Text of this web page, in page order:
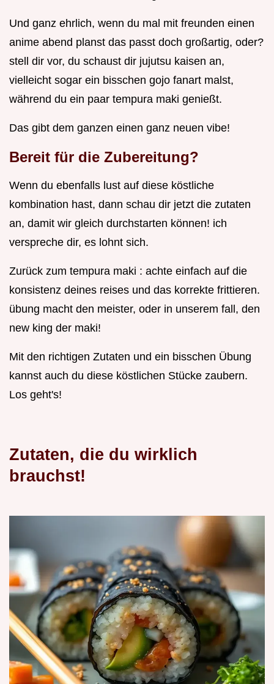
Und ganz ehrlich, wenn du mal mit freunden einen
anime abend planst das passt doch großartig, oder?
stell dir vor, du schaust dir jujutsu kaisen an,
vielleicht sogar ein bisschen gojo fanart malst,
während du ein paar tempura maki genießt.
Das gibt dem ganzen einen ganz neuen vibe!
Bereit für die Zubereitung?
Wenn du ebenfalls lust auf diese köstliche
kombination hast, dann schau dir jetzt die zutaten
an, damit wir gleich durchstarten können! ich
verspreche dir, es lohnt sich.
Zurück zum tempura maki : achte einfach auf die
konsistenz deines reises und das korrekte frittieren.
übung macht den meister, oder in unserem fall, den
new king der maki!
Mit den richtigen Zutaten und ein bisschen Übung
kannst auch du diese köstlichen Stücke zaubern.
Los geht's!
Zutaten, die du wirklich
brauchst!